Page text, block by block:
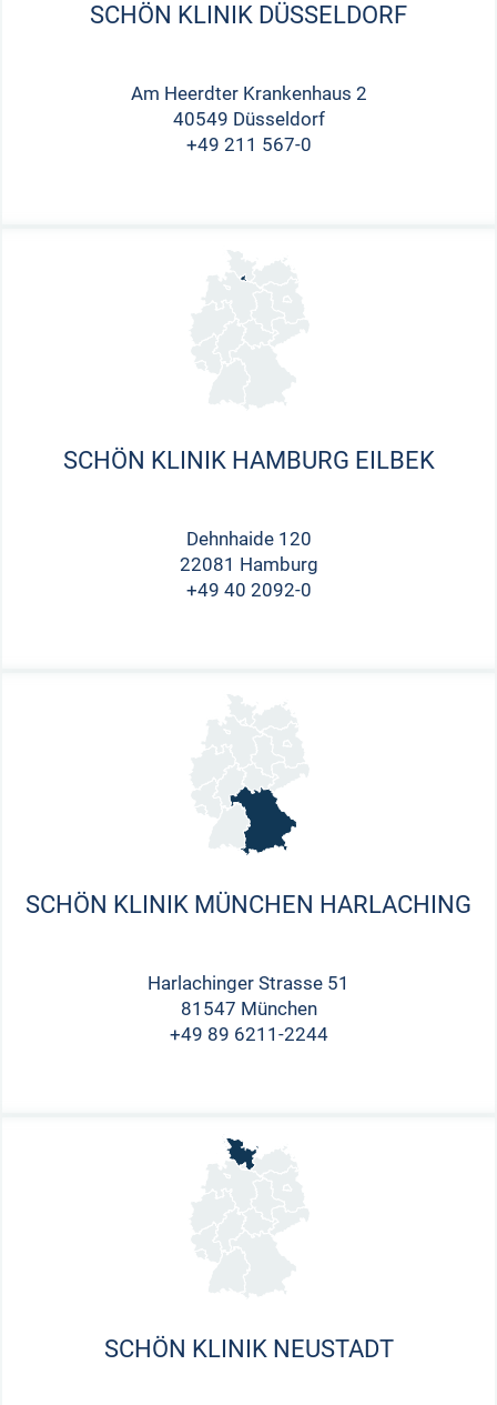
SCHÖN KLINIK DÜSSELDORF
Am Heerdter Krankenhaus 2
40549 Düsseldorf
+49 211 567-0
SCHÖN KLINIK HAMBURG EILBEK
Dehnhaide 120
22081 Hamburg
+49 40 2092-0
SCHÖN KLINIK MÜNCHEN HARLACHING
Harlachinger Strasse 51
81547 München
+49 89 6211-2244
SCHÖN KLINIK NEUSTADT